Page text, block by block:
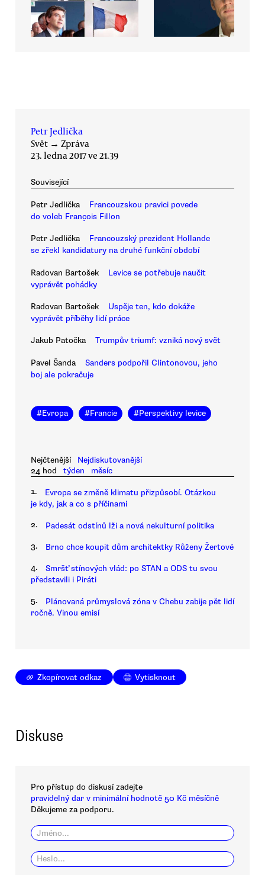
Petr Jedlička
Svět → Zpráva
23. ledna 2017 ve 21.39
Související
Petr Jedlička
Francouzskou pravici povede
do voleb François Fillon
Petr Jedlička
Francouzský prezident Hollande
se zřekl kandidatury na druhé funkční období
Radovan Bartošek
Levice se potřebuje naučit
vyprávět pohádky
Radovan Bartošek
Uspěje ten, kdo dokáže
vyprávět příběhy lidí práce
Jakub Patočka Trumpův triumf: vzniká nový svět
Pavel Šanda
Sanders podpořil Clintonovou, jeho
boj ale pokračuje
#Evropa #Francie #Perspektivy levice
Nejčtenější
Nejdiskutovanější
24 hod
týden měsíc
1.
Evropa se změně klimatu přizpůsobí. Otázkou
je kdy, jak a co s příčinami
2. Padesát odstínů lži a nová nekulturní politika
3. Brno chce koupit dům architektky Růženy Žertové
4.
Smršť stínových vlád: po STAN a ODS tu svou
představili i Piráti
5.
Plánovaná průmyslová zóna v Chebu zabije pět lidí
ročně. Vinou emisí
Zkopírovat odkaz Vytisknout
Diskuse
Pro přístup do diskusí zadejte
pravidelný dar v minimální hodnotě 50 Kč měsíčně
Děkujeme za podporu.